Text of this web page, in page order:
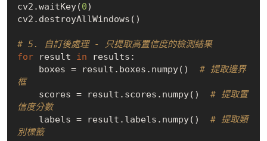
cv2.waitKey(0)
cv2.destroyAllWindows()
# 5. 自訂後處理 - 只提取高置信度的檢測結果
for result in results:
    boxes = result.boxes.numpy()
# 提取邊界
框
    scores = result.scores.numpy()
# 提取置
信度分數
    labels = result.labels.numpy()
# 提取類
別標籤